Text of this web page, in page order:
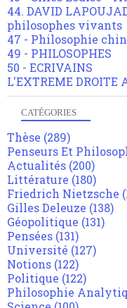
44. DAVID
philosophes vivants
47 - Philosophie
49 - PHILOSOPHES
50 - ECRIVAINS
L'EXTREME DROITE
CATÉGORIES
Thèse (289)
Penseurs Et
Actualités (200)
Littérature (180)
Friedrich Nietzsche
Gilles Deleuze (138)
Géopolitique (131)
Pensées (131)
Université (127)
Notions (122)
Politique (122)
Philosophie